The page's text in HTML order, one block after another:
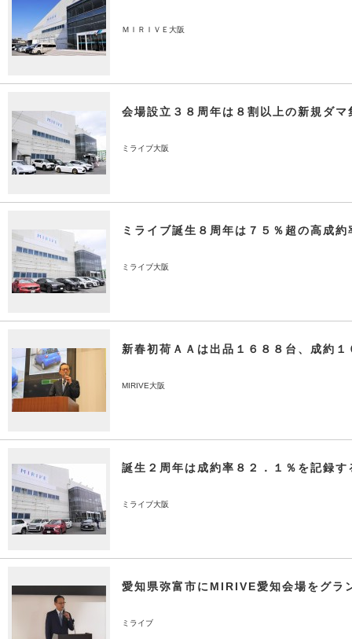
ＭＩＲＩＶＥ大阪
会場設立３８周年は８割以上の新規ダマ
ミライブ大阪
ミライブ誕生８周年は７５％超の高成約
ミライブ大阪
新春初荷ＡＡは出品１６８８台、成約１
MIRIVE大阪
誕生２周年は成約率８２．１％を記録す
ミライブ大阪
愛知県弥富市にMIRIVE愛知会場をグラ
ミライブ